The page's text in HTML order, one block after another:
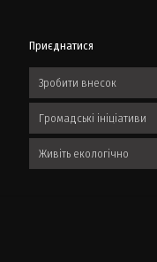
Приєднатися
Зробити внесок
Громадські ініціативи
Живіть екологічно